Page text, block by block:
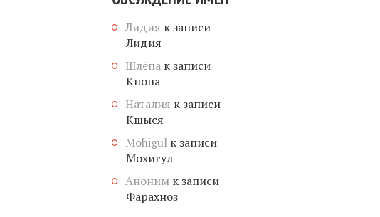
Лидия к записи
Лидия
Шлёпа к записи
Кнопа
Наталия к записи
Кшыся
Mohigul к записи
Мохигул
Аноним к записи
Фарахноз